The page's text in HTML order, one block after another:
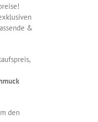
&
den